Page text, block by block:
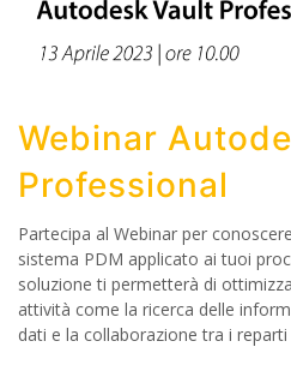
Webinar
Professional
Partecipa al Webinar per
sistema PDM applicato ai tuoi
soluzione ti permetterà di
attività come la ricerca delle
dati e la collaborazione tra i reparti